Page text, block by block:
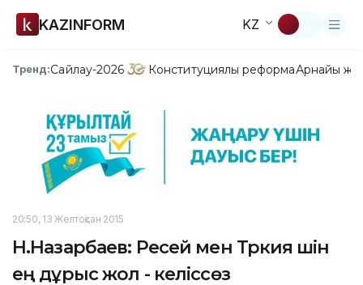
KAZINFORM KZ
Тренд:Сайлау-2026 Конституциялық реформаАрнайы
20:50, 13 Желтоқсан 2015
Н.Назарбаев: Ресей мен Түркия үшін
ең дұрыс жол - келіссөз